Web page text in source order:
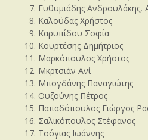
Ευθυμιάδης Ανδρουλάκης,
Καλούδας Χρήστος
Καρυπίδου Σοφία
Κουρτέσης Δημήτριος
Μαρκόπουλος Χρήστος
Μκρτσιάν Ανί
Μπογδάνης Παναγιώτης
Ουζούνης Πέτρος
Παπαδόπουλος Γιώργος
Σαλικόπουλος Στέφανος
Τσόγιας Ιωάννης